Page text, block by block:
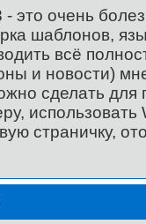
- это очень
шаблонов,
всё
и новости)
сделать для
страничку,